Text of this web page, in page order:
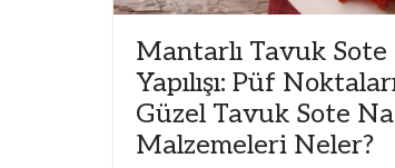
Mantarlı Tavuk
Yapılışı: Püf
Güzel Tavuk Sote
Malzemeleri Neler?